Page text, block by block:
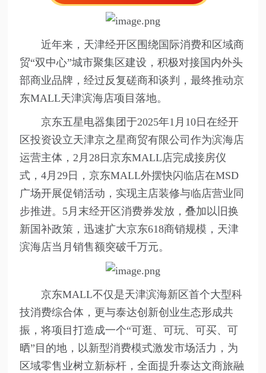
近年来，天津经开区围绕国际消费和区域商
贸“双中心”城市聚集区建设，积极对接国内外头
部商业品牌，经过反复磋商和谈判，最终推动京
东MALL天津滨海店项目落地。
京东五星电器集团于2025年1月10日在经开
区投资设立天津京之星商贸有限公司作为滨海店
运营主体，2月28日京东MALL店完成接房仪
式，4月29日，京东MALL外摆快闪临店在MSD
广场开展促销活动，实现主店装修与临店营业同
步推进。5月末经开区消费券发放，叠加以旧换
新国补政策，迅速扩大京东618商销规模，天津
滨海店当月销售额突破千万元。
京东MALL不仅是天津滨海新区首个大型科
技消费综合体，更与泰达创新创业生态形成共
振，将项目打造成一个“可逛、可玩、可买、可
晒”目的地，以新型消费模式激发市场活力，为
区域零售业树立新标杆，全面提升泰达文商旅融